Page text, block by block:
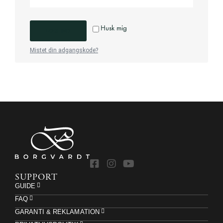
Husk mig
Mistet din adgangskode?
SUPPORT
GUIDE
FAQ
GARANTI & REKLAMATION